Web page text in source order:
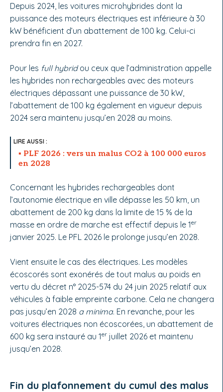
Depuis 2024, les voitures microhybrides dont la
puissance des moteurs électriques est inférieure à 30
kW bénéficient d’un abattement de 100 kg. Celui-ci
prendra fin en 2027.
Pour les full hybridou ceux que l’administration appelle
les hybrides non rechargeables avec des moteurs
électriques dépassant une puissance de 30 kW,
l’abattement de 100 kg également en vigueur depuis
2024 sera maintenu jusqu’en 2028 au moins.
PLF 2026 : vers un malus CO2 à 100 000 euros
en 2028
Concernant les hybrides rechargeables dont
l’autonomie électrique en ville dépasse les 50 km, un
abattement de 200 kg dans la limite de 15 % de la
masse en ordre de marche est effectif depuis le 1er
janvier 2025. Le PFL 2026 le prolonge jusqu’en 2028.
Vient ensuite le cas des électriques. Les modèles
écoscorés sont exonérés de tout malus au poids en
vertu du décret n° 2025-574 du 24 juin 2025 relatif aux
véhicules à faible empreinte carbone. Cela ne changera
pas jusqu’en 2028 a minima. En revanche, pour les
voitures électriques non écoscorées, un abattement de
600 kg sera instauré au 1er juillet 2026 et maintenu
jusqu’en 2028.
Fin du plafonnement du cumul des malus